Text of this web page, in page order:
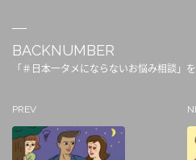
BACKNUMBER
「＃日本一タメにならないお悩み相談」
PREV